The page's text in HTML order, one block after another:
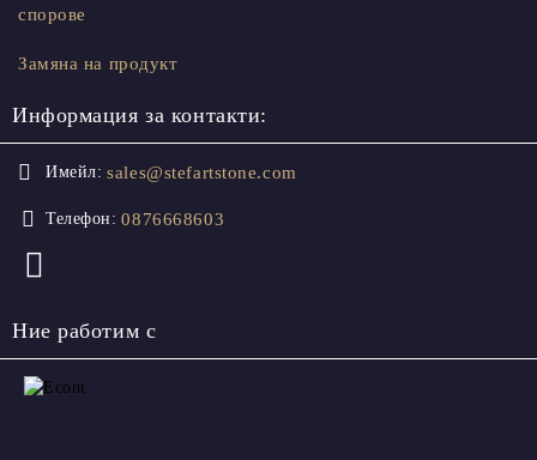
спорове
Замяна на продукт
Информация за контакти:
Имейл: sales@stefartstone.com
Телефон: 0876668603
Ние работим с